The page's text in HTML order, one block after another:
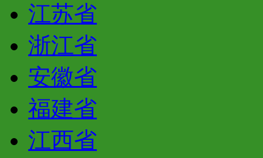
江苏省
浙江省
安徽省
福建省
江西省